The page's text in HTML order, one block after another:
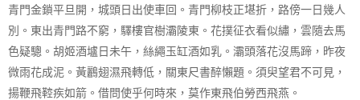
青門金鎖平旦開，城頭日出使車回。青門柳枝正堪折，路傍一日幾人
別。東出青門路不窮，驛樓官樹灞陵東。花撲征衣看似繡，雲隨去馬
色疑驄。胡姬酒壚日未午，絲繩玉缸酒如乳。灞頭落花沒馬蹄，昨夜
微雨花成泥。黃鸝翅濕飛轉低，關東尺書醉懶題。須臾望君不可見，
揚鞭飛鞚疾如箭。借問使乎何時來，莫作東飛伯勞西飛燕。